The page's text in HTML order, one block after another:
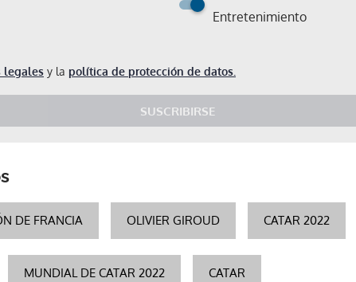
Entretenimiento
legales y la política de protección de datos.
SUSCRIBIRSE
DE FRANCIA OLIVIER GIROUD CATAR 2022
MUNDIAL DE CATAR 2022 CATAR